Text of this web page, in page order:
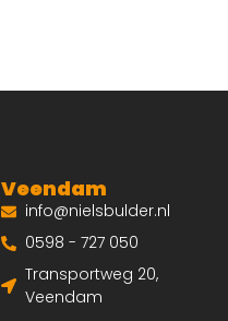
Veendam
info@nielsbulder.nl
0598 - 727 050
Transportweg 20,
Veendam